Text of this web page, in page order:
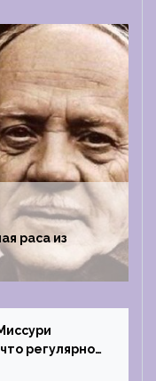
раса из
регулярно